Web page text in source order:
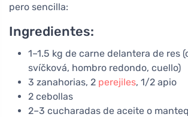
pero sencilla:
Ingredientes:
1–1.5 kg de carne delantera de res
svíčková, hombro redondo, cuello)
3 zanahorias, 2 perejiles, 1/2 apio
2 cebollas
2–3 cucharadas de aceite o